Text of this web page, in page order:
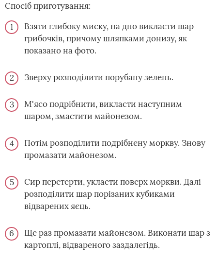
Спосіб приготування:
Взяти глибоку миску, на дно викласти шар
грибочків, причому шляпками донизу, як
показано на фото.
Зверху розподілити порубану зелень.
М'ясо подрібнити, викласти наступним
шаром, змастити майонезом.
Потім розподілити подрібнену моркву. Знову
промазати майонезом.
Сир перетерти, укласти поверх моркви. Далі
розподілити шар порізаних кубиками
відварених яєць.
Ще раз промазати майонезом. Виконати шар з
картоплі, відвареного заздалегідь.